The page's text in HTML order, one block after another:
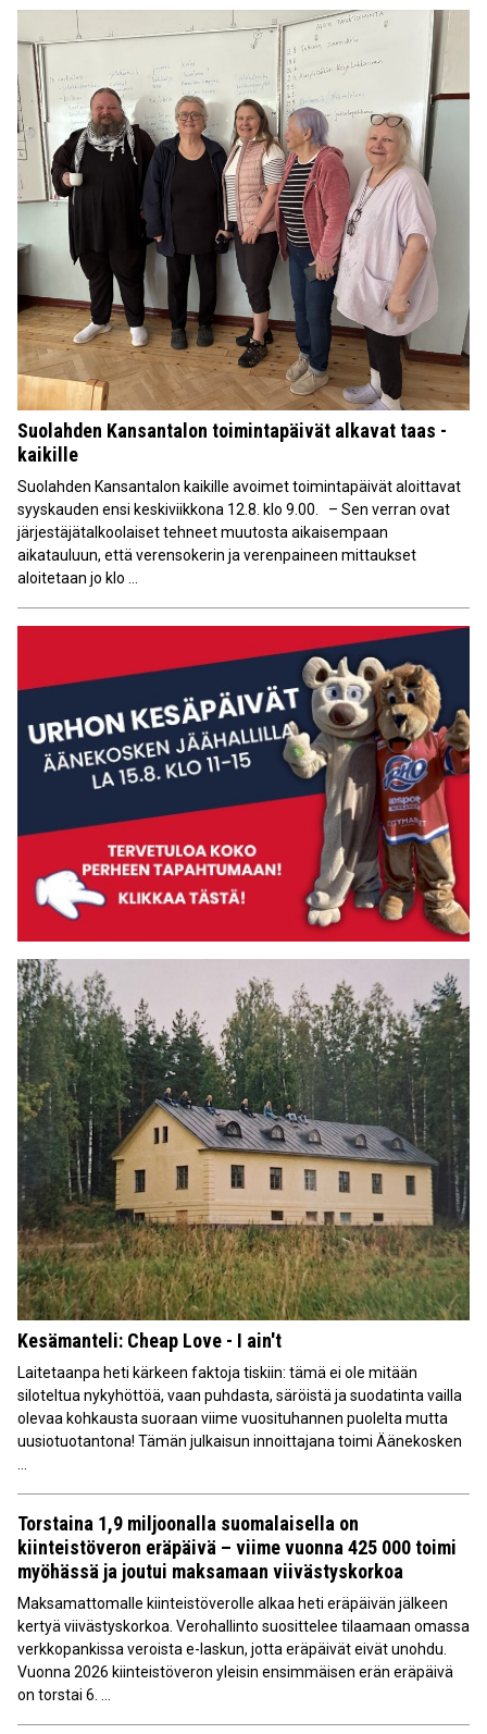
Suolahden Kansantalon toimintapäivät alkavat taas -
kaikille
Suolahden Kansantalon kaikille avoimet toimintapäivät aloittavat
syyskauden ensi keskiviikkona 12.8. klo 9.00. – Sen verran ovat
järjestäjätalkoolaiset tehneet muutosta aikaisempaan
aikatauluun, että verensokerin ja verenpaineen mittaukset
aloitetaan jo klo ...
Kesämanteli: Cheap Love - I ain't
Laitetaanpa heti kärkeen faktoja tiskiin: tämä ei ole mitään
siloteltua nykyhöttöä, vaan puhdasta, säröistä ja suodatinta vailla
olevaa kohkausta suoraan viime vuosituhannen puolelta mutta
uusiotuotantona! Tämän julkaisun innoittajana toimi Äänekosken
Torstaina 1,9 miljoonalla suomalaisella on
kiinteistöveron eräpäivä – viime vuonna 425 000 toimi
myöhässä ja joutui maksamaan viivästyskorkoa
Maksamattomalle kiinteistöverolle alkaa heti eräpäivän jälkeen
kertyä viivästyskorkoa. Verohallinto suosittelee tilaamaan omassa
verkkopankissa veroista e-laskun, jotta eräpäivät eivät unohdu.
Vuonna 2026 kiinteistöveron yleisin ensimmäisen erän eräpäivä
on torstai 6. ...